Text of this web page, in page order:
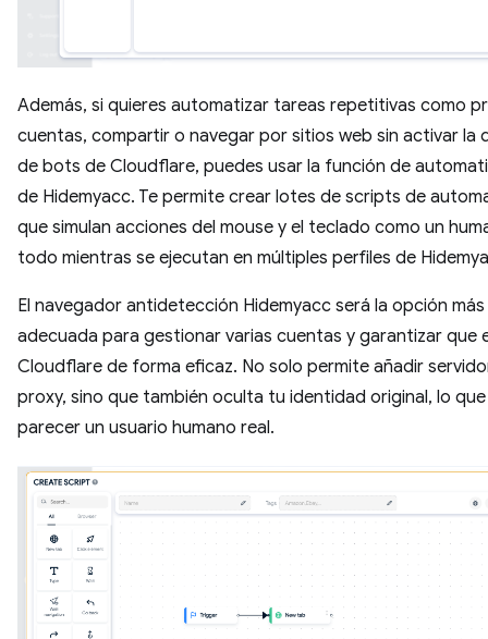
Además, si quieres automatizar tareas repetitivas como
cuentas, compartir o navegar por sitios web sin activar la
de bots de Cloudflare, puedes usar la función de
de Hidemyacc. Te permite crear lotes de scripts de
que simulan acciones del mouse y el teclado como un
todo mientras se ejecutan en múltiples perfiles de
El navegador antidetección Hidemyacc será la opción más
adecuada para gestionar varias cuentas y garantizar que
Cloudflare de forma eficaz. No solo permite añadir
proxy, sino que también oculta tu identidad original, lo
parecer un usuario humano real.